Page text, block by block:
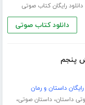
دانلود رایگان کتاب صوتی
دانلود کتاب صوتی
پنجم
داستان و رمان
داستان،داستان صوتی،